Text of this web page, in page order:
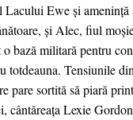
Lacului Ewe și
și Alec, fiul
o bază militară pentru
totdeauna. Tensiunile
pare sortită să piară
cântăreața Lexie